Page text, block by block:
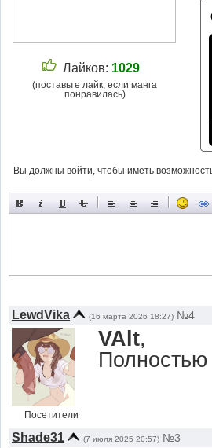
Лайков: 1029
(поставьте лайк, если манга
понравилась)
Вы должны войти, чтобы иметь
LewdVika (16 марта 2026 18:27) №4
Посетители
VAlt,
Shade31 (7 июля 2025 20:57) №3